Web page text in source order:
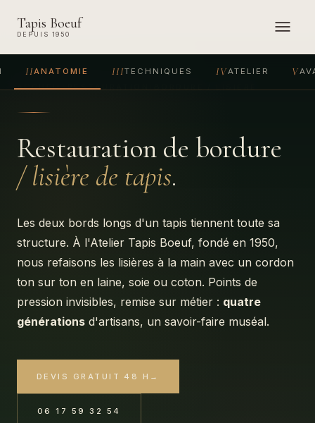
Tapis Boeuf
DEPUIS 1950
IIANATOMIE IIITECHNIQUES IV ATELIER V
ACCUEIL›RESTAURATION
Restauration de bordure
/ lisière de tapis.
Les deux bords longs d'un tapis tiennent toute sa
structure. À l'Atelier Tapis Boeuf, fondé en 1950,
nous refaisons les lisières à la main avec un cordon
ton sur ton en laine, soie ou coton. Points de
pression invisibles, remise sur métier : quatre
générations d'artisans, un savoir-faire muséal.
DEVIS GRATUIT 48 H →
06 17 59 32 54